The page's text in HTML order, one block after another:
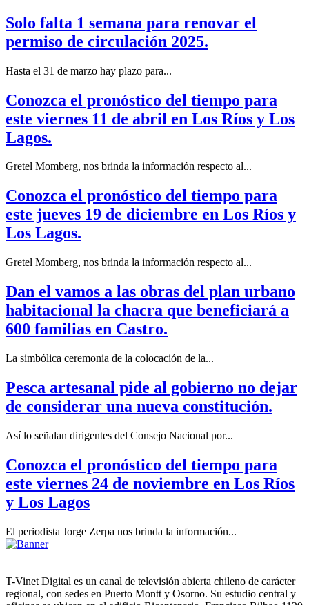
Solo falta 1 semana para renovar el
permiso de circulación 2025.
Hasta el 31 de marzo hay plazo para...
Conozca el pronóstico del tiempo para
este viernes 11 de abril en Los Ríos y Los
Lagos.
Gretel Momberg, nos brinda la información respecto al...
Conozca el pronóstico del tiempo para
este jueves 19 de diciembre en Los Ríos y
Los Lagos.
Gretel Momberg, nos brinda la información respecto al...
Dan el vamos a las obras del plan urbano
habitacional la chacra que beneficiará a
600 familias en Castro.
La simbólica ceremonia de la colocación de la...
Pesca artesanal pide al gobierno no dejar
de considerar una nueva constitución.
Así lo señalan dirigentes del Consejo Nacional por...
Conozca el pronóstico del tiempo para
este viernes 24 de noviembre en Los Ríos
y Los Lagos
El periodista Jorge Zerpa nos brinda la información...
T-Vinet Digital es un canal de televisión abierta chileno de carácter
regional, con sedes en Puerto Montt y Osorno. Su estudio central y